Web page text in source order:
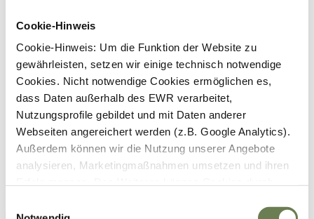
Cookie-Hinweis
Cookie-Hinweis: Um die Funktion der Website zu
gewährleisten, setzen wir einige technisch notwendige
Cookies. Nicht notwendige Cookies ermöglichen es,
dass Daten außerhalb des EWR verarbeitet,
Nutzungsprofile gebildet und mit Daten anderer
Webseiten angereichert werden (z.B. Google Analytics).
Außerdem können wir die Nutzung unserer Angebote
analysieren, Marketingmaßnahmen umsetzen und ihren
Für die genannten Verarbeitungszwecke können